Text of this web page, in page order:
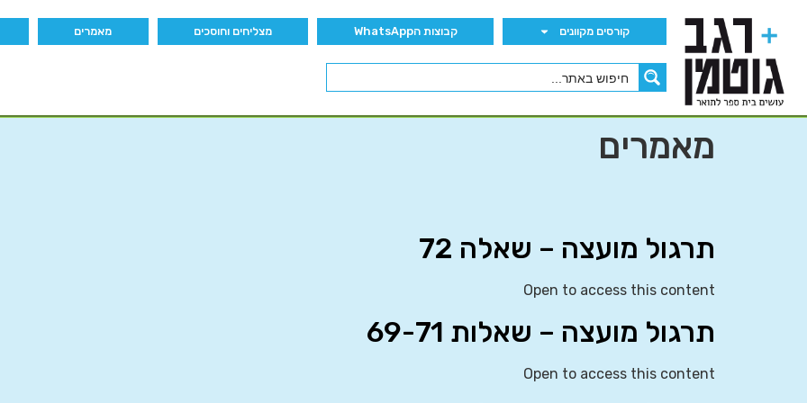
קורסים מקוונים קבוצות הWhatsApp מצליחים וחוסכים מאמרים
מאמרים
תרגול מועצה – שאלה 72
Open to access this content
תרגול מועצה – שאלות 69-71
Open to access this content